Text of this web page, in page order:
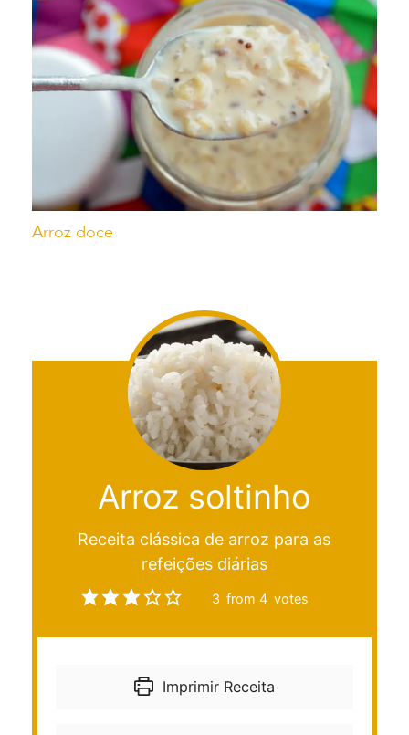
Arroz doce
Arroz soltinho
Receita clássica de arroz para as
refeições diárias
3 from4 votes
Imprimir Receita